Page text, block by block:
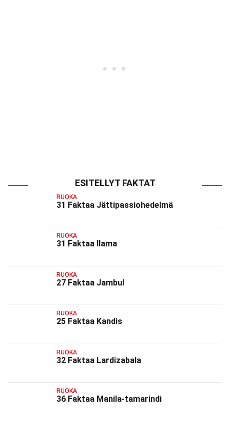
ESITELLYT FAKTAT
RUOKA
31 Faktaa Jättipassiohedelmä
RUOKA
31 Faktaa Ilama
RUOKA
27 Faktaa Jambul
RUOKA
25 Faktaa Kandis
RUOKA
32 Faktaa Lardizabala
RUOKA
36 Faktaa Manila-tamarindi